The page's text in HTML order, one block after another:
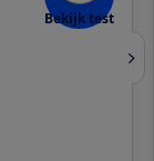
Bekijk test